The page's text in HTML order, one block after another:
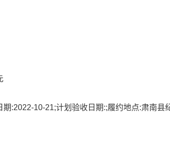
:2022-10-21;计划验收日期:;履约地点:肃南县